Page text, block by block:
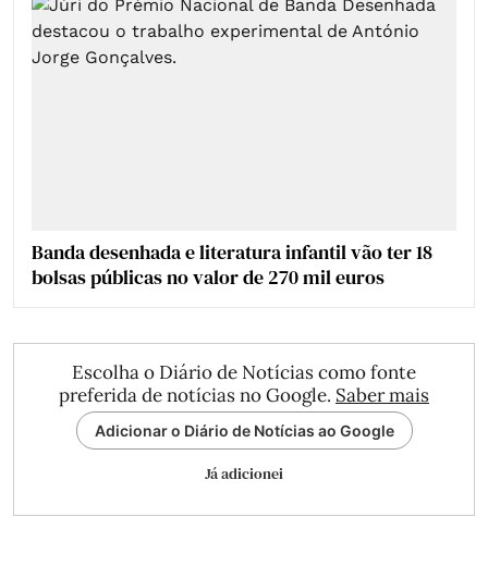
Banda desenhada e literatura infantil vão ter 18
bolsas públicas no valor de 270 mil euros
Escolha o Diário de Notícias como fonte
preferida de notícias no Google. Saber mais
Adicionar o Diário de Notícias ao Google
Já adicionei